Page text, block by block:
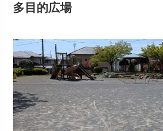
多目的広場